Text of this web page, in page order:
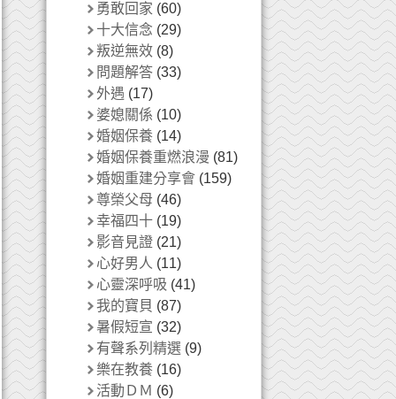
勇敢回家 (60)
十大信念 (29)
叛逆無效(8)
問題解答(33)
外遇 (17)
婆媳關係 (10)
婚姻保養(14)
婚姻保養重燃浪漫 (81)
婚姻重建分享會(159)
尊榮父母 (46)
幸福四十(19)
影音見證(21)
心好男人 (11)
心靈深呼吸 (41)
我的寶貝 (87)
暑假短宣 (32)
有聲系列精選(9)
樂在教養(16)
活動ＤＭ (6)